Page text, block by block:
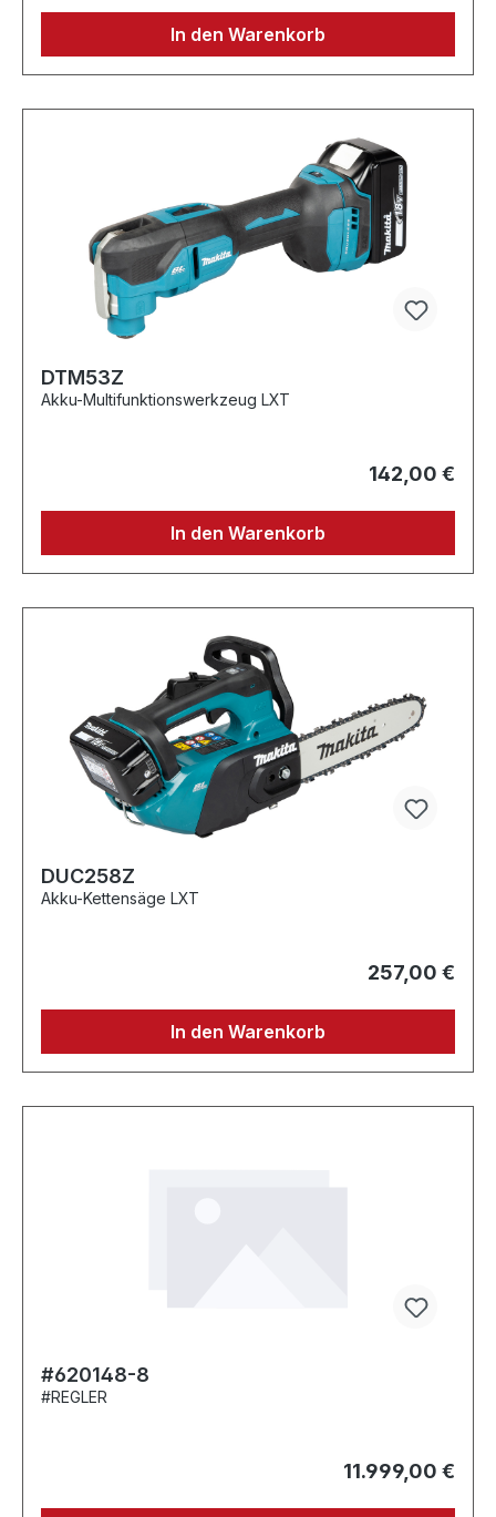
In den Warenkorb
DTM53Z
Akku-Multifunktionswerkzeug LXT
142,00 €
In den Warenkorb
DUC258Z
Akku-Kettensäge LXT
257,00 €
In den Warenkorb
#620148-8
#REGLER
11.999,00 €